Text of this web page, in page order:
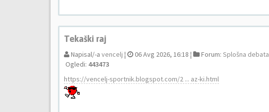
Tekaški raj
Napisal/-a vencelj ¦ 06 Avg 2026, 16:18 ¦ Forum: Splošna debata
Ogledi: 443473
https://vencelj-sportnik.blogspot.com/2 ... az-ki.html